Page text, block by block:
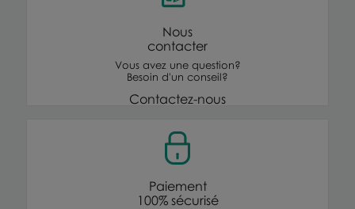
Nous
contacter
Vous avez une question?
Besoin d'un conseil?
Contactez-nous
Paiement
100% sécurisé